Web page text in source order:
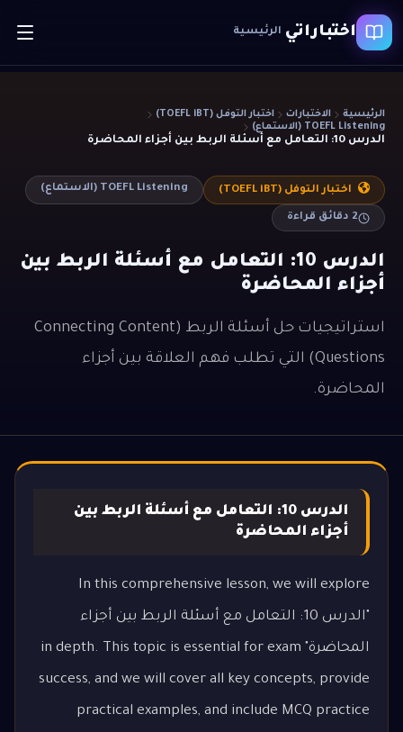
اختباراتي الرئيسية
الرئيسية الاختبارات
اختبار التوفل (TOEFL iBT)
TOEFL Listening (الاستماع)
الدرس 10: التعامل مع أسئلة الربط بين أجزاء المحاضرة
اختبار التوفل (TOEFL iBT) TOEFL Listening (الاستماع)
2 دقائق قراءة
الدرس 10: التعامل مع أسئلة الربط بين
أجزاء المحاضرة
استراتيجيات حل أسئلة الربط (Connecting Content
Questions) التي تطلب فهم العلاقة بين أجزاء
المحاضرة.
الدرس 10: التعامل مع أسئلة الربط بين
أجزاء المحاضرة
In this comprehensive lesson, we will explore
"الدرس 10: التعامل مع أسئلة الربط بين أجزاء
المحاضرة" in depth. This topic is essential for exam
success, and we will cover all key concepts, provide
practical examples, and include MCQ practice